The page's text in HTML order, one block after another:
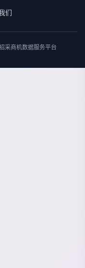
们
采商机数据服务平台